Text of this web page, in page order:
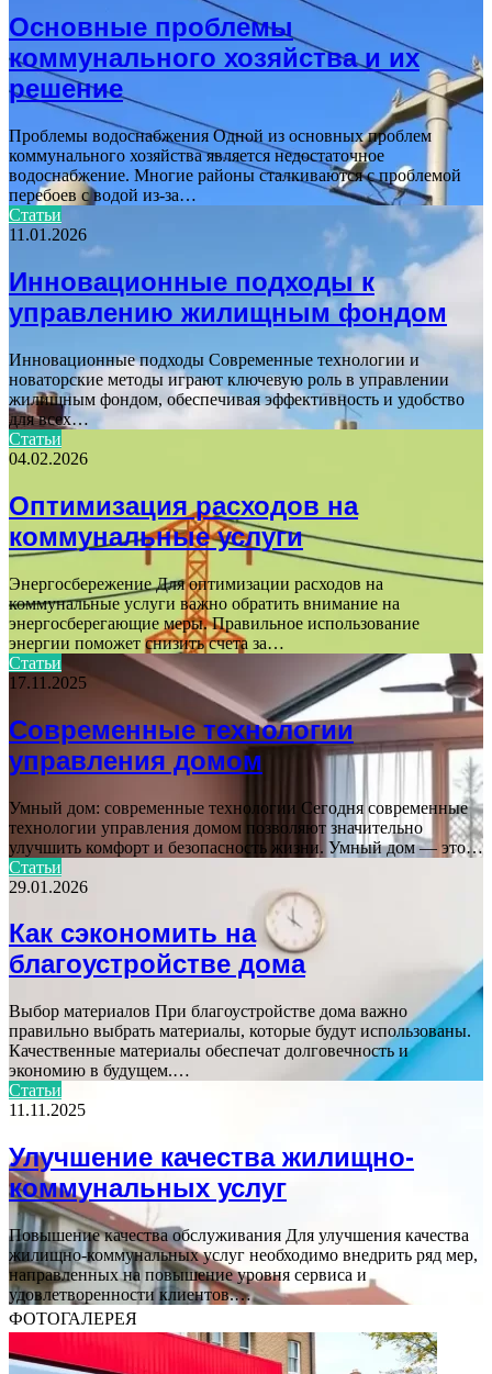
Основные проблемы
коммунального хозяйства и их
решение
Проблемы водоснабжения Одной из основных проблем
коммунального хозяйства является недостаточное
водоснабжение. Многие районы сталкиваются с проблемой
перебоев с водой из-за…
Статьи
11.01.2026
Инновационные подходы к
управлению жилищным фондом
Инновационные подходы Современные технологии и
новаторские методы играют ключевую роль в управлении
жилищным фондом, обеспечивая эффективность и удобство
для всех…
Статьи
04.02.2026
Оптимизация расходов на
коммунальные услуги
Энергосбережение Для оптимизации расходов на
коммунальные услуги важно обратить внимание на
энергосберегающие меры. Правильное использование
энергии поможет снизить счета за…
Статьи
17.11.2025
Современные технологии
управления домом
Умный дом: современные технологии Сегодня современные
технологии управления домом позволяют значительно
улучшить комфорт и безопасность жизни. Умный дом — это…
Статьи
29.01.2026
Как сэкономить на
благоустройстве дома
Выбор материалов При благоустройстве дома важно
правильно выбрать материалы, которые будут использованы.
Качественные материалы обеспечат долговечность и
экономию в будущем.…
Статьи
11.11.2025
Улучшение качества жилищно-
коммунальных услуг
Повышение качества обслуживания Для улучшения качества
жилищно-коммунальных услуг необходимо внедрить ряд мер,
направленных на повышение уровня сервиса и
удовлетворенности клиентов.…
ФОТОГАЛЕРЕЯ